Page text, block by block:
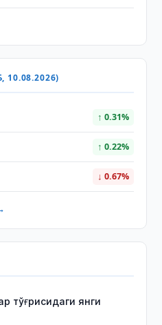
↑ 0.31%
↑ 0.22%
↓ 0.67%
тўғрисидаги янги